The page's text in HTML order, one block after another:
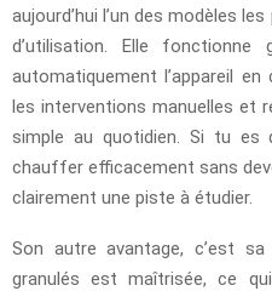
aujourd’hui l’un des modèles
d’utilisation. Elle
automatiquement l’appareil
les interventions manuelles et
simple au quotidien. Si tu
chauffer efficacement sans
clairement une piste à étudier.
Son autre avantage, c’est
granulés est maîtrisée, ce